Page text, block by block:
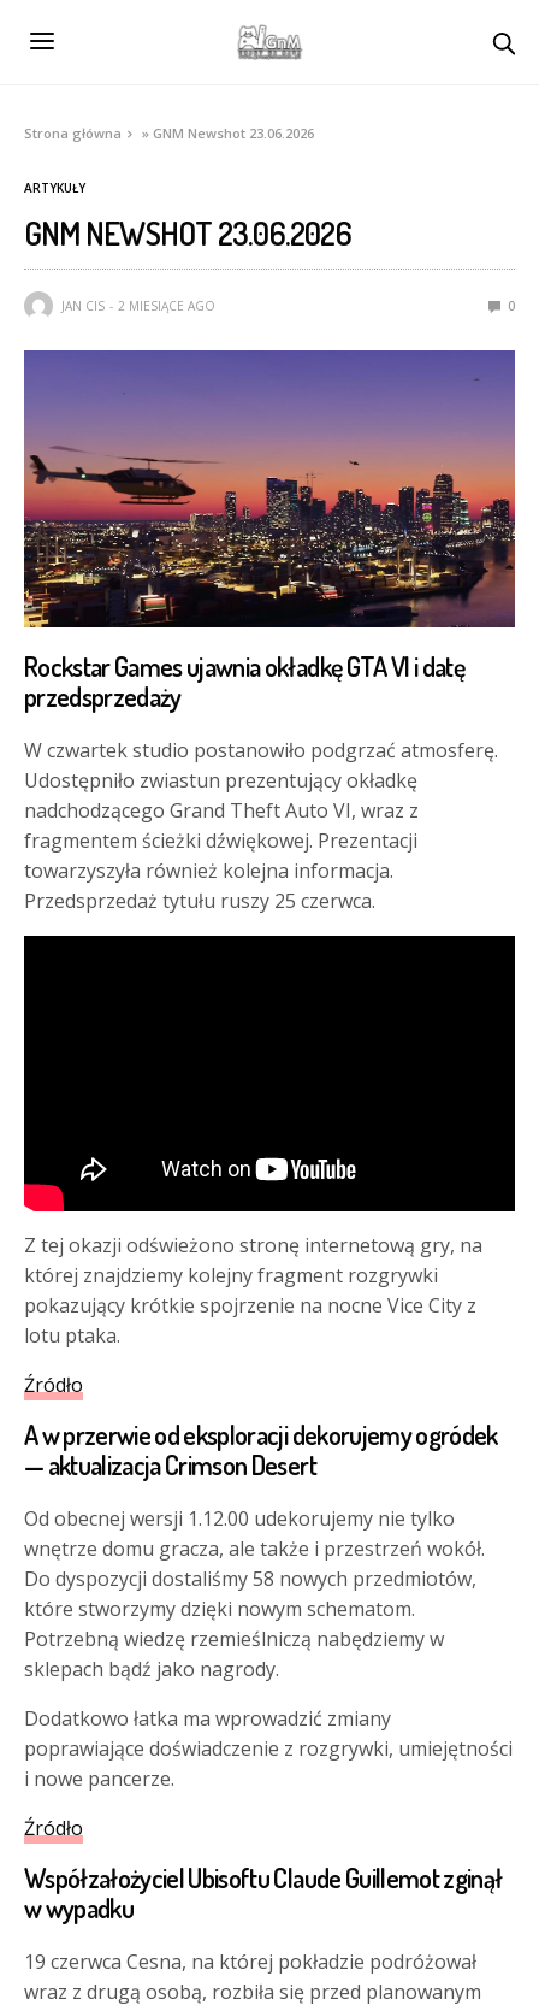
Strona główna » GNM Newshot 23.06.2026
ARTYKUŁY
GNM NEWSHOT 23.06.2026
JAN CIS 2 MIESIĄCE AGO 0
Rockstar Games ujawnia okładkę GTA VI i datę
przedsprzedaży
W czwartek studio postanowiło podgrzać atmosferę.
Udostępniło zwiastun prezentujący okładkę
nadchodzącego Grand Theft Auto VI, wraz z
fragmentem ścieżki dźwiękowej. Prezentacji
towarzyszyła również kolejna informacja.
Przedsprzedaż tytułu ruszy 25 czerwca.
Z tej okazji odświeżono stronę internetową gry, na
której znajdziemy kolejny fragment rozgrywki
pokazujący krótkie spojrzenie na nocne Vice City z
lotu ptaka.
Źródło
A w przerwie od eksploracji dekorujemy ogródek
— aktualizacja Crimson Desert
Od obecnej wersji 1.12.00 udekorujemy nie tylko
wnętrze domu gracza, ale także i przestrzeń wokół.
Do dyspozycji dostaliśmy 58 nowych przedmiotów,
które stworzymy dzięki nowym schematom.
Potrzebną wiedzę rzemieślniczą nabędziemy w
sklepach bądź jako nagrody.
Dodatkowo łatka ma wprowadzić zmiany
poprawiające doświadczenie z rozgrywki, umiejętności
i nowe pancerze.
Źródło
Współzałożyciel Ubisoftu Claude Guillemot zginął
w wypadku
19 czerwca Cesna, na której pokładzie podróżował
wraz z drugą osobą, rozbiła się przed planowanym